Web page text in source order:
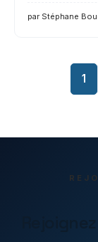
par Stéphane
1